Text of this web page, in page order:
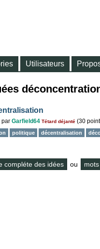
Utilisateurs
par Garfield64 Tétard déjanté (30
politique décentralisation
compléte des idées ou